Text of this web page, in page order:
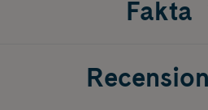
till att bibehålla normalFakta